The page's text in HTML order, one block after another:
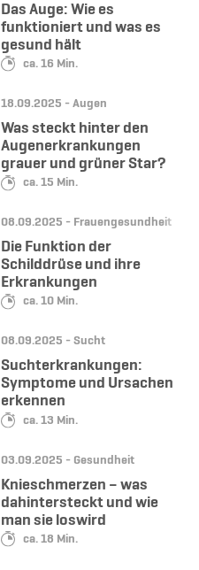
Lesedauer:
ca. 16 Min.
Das Auge: Wie es
funktioniert und was es
gesund hält
Datum:
18.09.2025 - Kategorie:
Augen
Lesedauer:
ca. 15 Min.
Was steckt hinter den
Augenerkrankungen
grauer und grüner Star?
Datum:
08.09.2025 - Kategorie:
Frauengesundheit
Lesedauer:
ca. 10 Min.
Die Funktion der
Schilddrüse und ihre
Erkrankungen
Datum:
08.09.2025 - Kategorie:
Sucht
Lesedauer:
ca. 13 Min.
Suchterkrankungen:
Symptome und Ursachen
erkennen
Datum:
03.09.2025 - Kategorie:
Gesundheit
Lesedauer:
ca. 18 Min.
Knieschmerzen – was
dahintersteckt und wie
man sie loswird